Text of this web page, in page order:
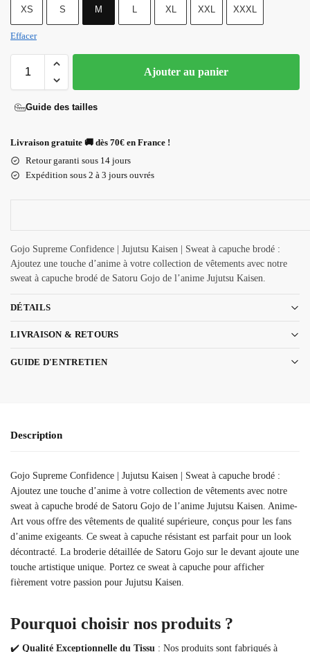
XS S M L XL XXL XXXL
Effacer
Ajouter au panier
Guide des tailles
Livraison gratuite 🚚 dès 70€ en France !
Retour garanti sous 14 jours
Expédition sous 2 à 3 jours ouvrés
Gojo Supreme Confidence | Jujutsu Kaisen | Sweat à capuche brodé :
Ajoutez une touche d’anime à votre collection de vêtements avec notre
sweat à capuche brodé de Satoru Gojo de l’anime Jujutsu Kaisen.
DÉTAILS
LIVRAISON & RETOURS
GUIDE D'ENTRETIEN
Description
Gojo Supreme Confidence | Jujutsu Kaisen | Sweat à capuche brodé :
Ajoutez une touche d’anime à votre collection de vêtements avec notre
sweat à capuche brodé de Satoru Gojo de l’anime Jujutsu Kaisen. Anime-
Art vous offre des vêtements de qualité supérieure, conçus pour les fans
d’anime exigeants. Ce sweat à capuche résistant est parfait pour un look
décontracté. La broderie détaillée de Satoru Gojo sur le devant ajoute une
touche artistique unique. Portez ce sweat à capuche pour afficher
fièrement votre passion pour Jujutsu Kaisen.
Pourquoi choisir nos produits ?
✔️ Qualité Exceptionnelle du Tissu : Nos produits sont fabriqués à